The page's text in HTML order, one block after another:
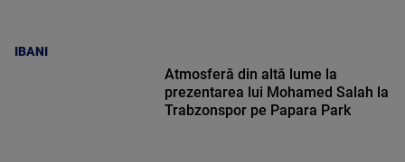
IBANI
Atmosferă din altă lume la
prezentarea lui Mohamed Salah la
Trabzonspor pe Papara Park